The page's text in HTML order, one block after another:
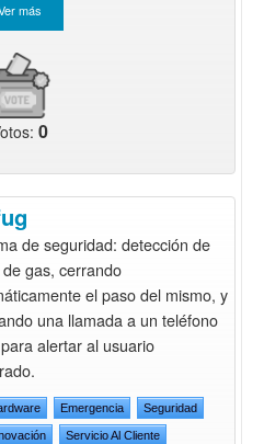
0
de seguridad: detección de
gas, cerrando
el paso del mismo, y
una llamada a un teléfono
alertar al usuario
Emergencia Seguridad
Servicio Al Cliente